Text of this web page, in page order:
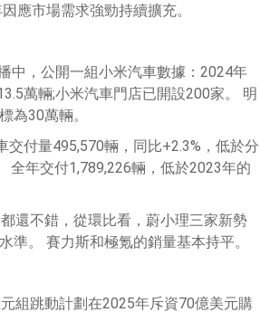
應市場需求強勁持續擴充。
中，公開一組小米汽車數據：2024年
萬輛;小米汽車門店已開設200家。 明
為30萬輛。
交付量495,570輛，同比+2.3%，低於分
全年交付1,789,226輛，低於2023年的
還不錯，從環比看，蔚小理三家新勢
準。 賽力斯和極氪的銷量基本持平。
組跳動計劃在2025年斥資70億美元購